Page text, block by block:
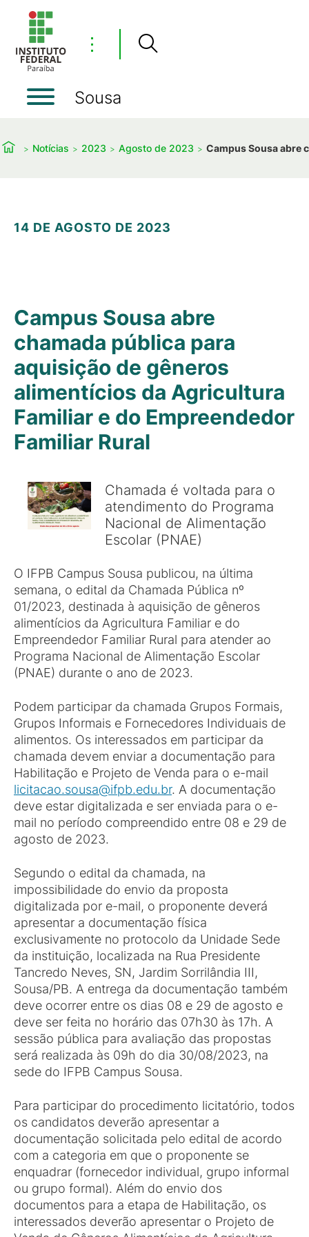
⋮
Sousa
Notícias 2023 Agosto de 2023 Campus Sousa abre
14 DE AGOSTO DE 2023
Campus Sousa abre
chamada pública para
aquisição de gêneros
alimentícios da Agricultura
Familiar e do Empreendedor
Familiar Rural
Chamada é voltada para o
atendimento do Programa
Nacional de Alimentação
Escolar (PNAE)
O IFPB Campus Sousa publicou, na última
semana, o edital da Chamada Pública nº
01/2023, destinada à aquisição de gêneros
alimentícios da Agricultura Familiar e do
Empreendedor Familiar Rural para atender ao
Programa Nacional de Alimentação Escolar
(PNAE) durante o ano de 2023.
Podem participar da chamada Grupos Formais,
Grupos Informais e Fornecedores Individuais de
alimentos. Os interessados em participar da
chamada devem enviar a documentação para
Habilitação e Projeto de Venda para o e-mail
licitacao.sousa@ifpb.edu.br. A documentação
deve estar digitalizada e ser enviada para o e-
mail no período compreendido entre 08 e 29 de
agosto de 2023.
Segundo o edital da chamada, na
impossibilidade do envio da proposta
digitalizada por e-mail, o proponente deverá
apresentar a documentação física
exclusivamente no protocolo da Unidade Sede
da instituição, localizada na Rua Presidente
Tancredo Neves, SN, Jardim Sorrilândia III,
Sousa/PB. A entrega da documentação também
deve ocorrer entre os dias 08 e 29 de agosto e
deve ser feita no horário das 07h30 às 17h. A
sessão pública para avaliação das propostas
será realizada às 09h do dia 30/08/2023, na
sede do IFPB Campus Sousa.
Para participar do procedimento licitatório, todos
os candidatos deverão apresentar a
documentação solicitada pelo edital de acordo
com a categoria em que o proponente se
enquadrar (fornecedor individual, grupo informal
ou grupo formal). Além do envio dos
documentos para a etapa de Habilitação, os
interessados deverão apresentar o Projeto de